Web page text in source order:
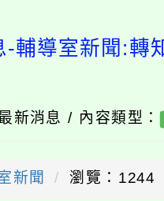
-輔導室新聞:轉
新消息 / 內容類型：
新聞 瀏覽：1244